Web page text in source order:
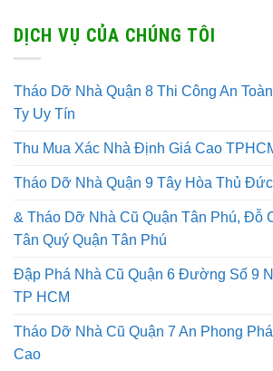
DỊCH VỤ CỦA CHÚNG TÔI
Tháo Dỡ Nhà Quận 8 Thi Công An
Ty Uy Tín
Thu Mua Xác Nhà Định Giá Cao
Tháo Dỡ Nhà Quận 9 Tây Hòa Thủ Đức
& Tháo Dỡ Nhà Cũ Quận Tân Phú, Đỗ
Tân Quý Quận Tân Phú
Đập Phá Nhà Cũ Quận 6 Đường Số 9
TP HCM
Tháo Dỡ Nhà Cũ Quận 7 An Phong
Cao